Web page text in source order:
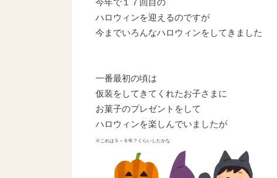
今年で１７回目の
ハロウィンを迎えるのですが
今までいろんなハロウィンをしてきました
一番最初の頃は
仮装をしてきてくれたお子さまに
お菓子のプレゼントをして
ハロウィンを楽しんでいましたが
※これは５～６年？くらいしたかな